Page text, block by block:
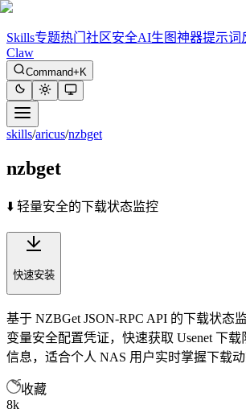
Skills专题热门 社区安全AI生图神器提示词
Claw
Command+K
skills/aricus/nzbget
nzbget
⬇️ 轻量安全的下载状态监控
快速安装
基于 NZBGet JSON-RPC API 的下载状态
变量安全配置凭证，快速获取 Usenet 下
信息，适合个人 NAS 用户实时掌握下载动
收藏
8k